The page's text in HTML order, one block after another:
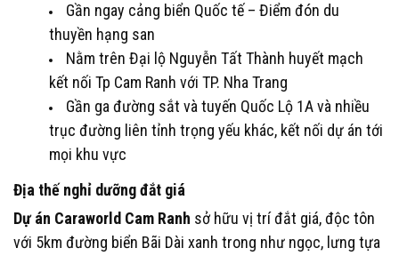
Gần ngay cảng biển Quốc tế – Điểm đón du
thuyền hạng san
Nằm trên Đại lộ Nguyễn Tất Thành huyết mạch
kết nối Tp Cam Ranh với TP. Nha Trang
Gần ga đường sắt và tuyến Quốc Lộ 1A và nhiều
trục đường liên tỉnh trọng yếu khác, kết nối dự án tới
mọi khu vực
Địa thế nghỉ dưỡng đắt giá
Dự án Caraworld Cam Ranh sở hữu vị trí đắt giá, độc tôn
với 5km đường biển Bãi Dài xanh trong như ngọc, lưng tựa